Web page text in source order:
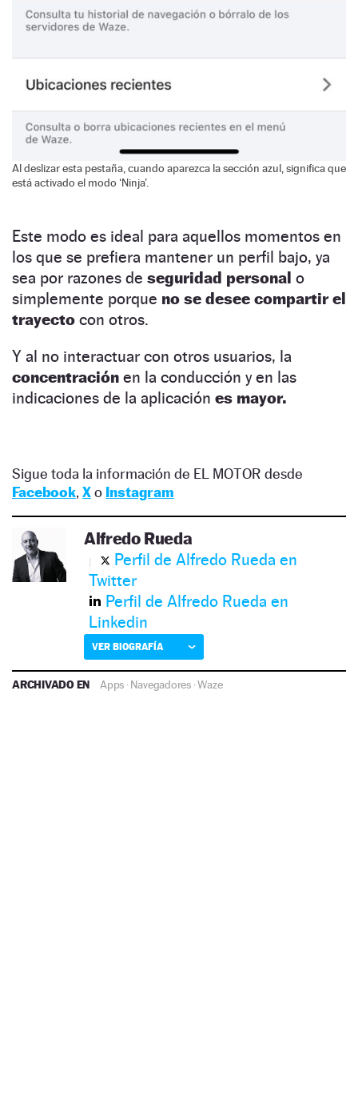
Al deslizar esta pestaña, cuando aparezca la sección azul, significa que
está activado el modo ‘Ninja’.
Este modo es ideal para aquellos momentos en
los que se prefiera mantener un perfil bajo, ya
sea por razones de seguridad personal o
simplemente porque no se desee compartir el
trayecto con otros.
Y al no interactuar con otros usuarios, la
concentración en la conducción y en las
indicaciones de la aplicación es mayor.
Sigue toda la información de EL MOTOR desde
Facebook, Xo Instagram
Alfredo Rueda
Perfil de Alfredo Rueda en
Twitter
Perfil de Alfredo Rueda en
Linkedin
VER BIOGRAFÍA
ARCHIVADO EN Apps ·Navegadores·Waze